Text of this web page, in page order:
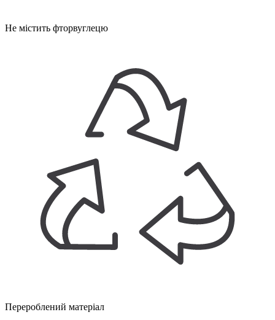
Не містить фторвуглецю
Перероблений матеріал